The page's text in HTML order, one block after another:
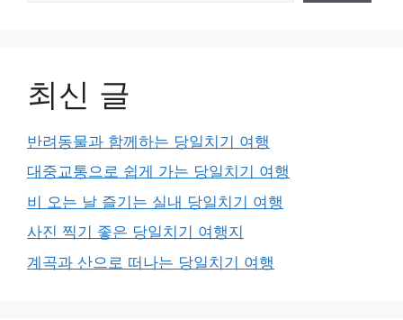
최신 글
반려동물과 함께하는 당일치기 여행
대중교통으로 쉽게 가는 당일치기 여행
비 오는 날 즐기는 실내 당일치기 여행
사진 찍기 좋은 당일치기 여행지
계곡과 산으로 떠나는 당일치기 여행